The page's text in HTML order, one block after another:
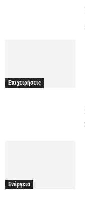
Επιχειρήσεις
Ενέργεια